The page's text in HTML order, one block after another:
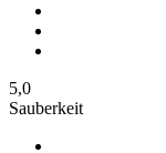
5,0
Sauberkeit